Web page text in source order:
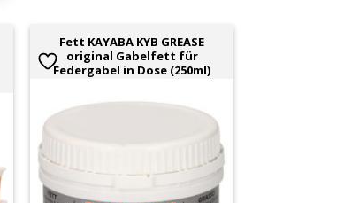
Fett KAYABA KYB GREASE
original Gabelfett für
Federgabel in Dose (250ml)